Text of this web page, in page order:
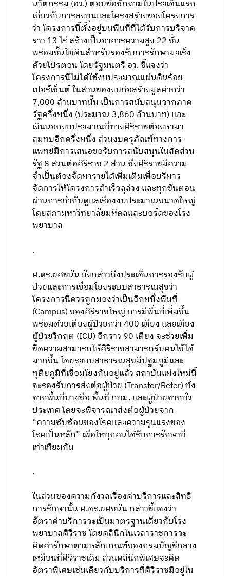
นวัตกรรม (อว.) ตอบข้อซักถามในประเด็นแรก
เกี่ยวกับการลงทุนและโครงสร้างของโครงการ
ว่า โครงการนี้ตั้งอยู่บนพื้นที่ที่ได้รับการบริจาค
ราว 13 ไร่ สร้างเป็นอาคารความสูง 22 ชั้น
พร้อมชั้นใต้ดินสำหรับรองรับการรักษามะเร็ง
ด้วยโปรตอน โดยรัฐมนตรี อว. ชี้แจงว่า
โครงการนี้ไม่ได้ใช้งบประมาณแผ่นดินร้อย
เปอร์เซ็นต์ ในส่วนของงบก่อสร้างมูลค่ากว่า
7,000 ล้านบาทนั้น เป็นการสนับสนุนจากภาค
รัฐครึ่งหนึ่ง (ประมาณ 3,860 ล้านบาท) และ
เงินนอกงบประมาณที่ทางศิริราชต้องหามา
สมทบอีกครึ่งหนึ่ง ส่วนงบครุภัณฑ์ทางการ
แพทย์มีการเสนอขอรับการสนับสนุนในสัดส่วน
รัฐ 8 ส่วนต่อศิริราช 2 ส่วน ซึ่งศิริราชมีความ
จำเป็นต้องจัดหารายได้เพิ่มเติมเพื่อบริหาร
จัดการให้โครงการสำเร็จลุล่วง และทุกขั้นตอน
ผ่านการกำกับดูแลเรื่องงบประมาณขนาดใหญ่
โดยสภามหาวิทยาลัยมหิดลและบอร์ดของโรง
พยาบาล
.
ศ.ดร.ยศชนัน ยังกล่าวถึงประเด็นการรองรับผู้
ป่วยและการเชื่อมโยงระบบสาธารณสุขว่า
โครงการนี้ควรถูกมองว่าเป็นอีกหนึ่งพื้นที่
(Campus) ของศิริราชใหญ่ การมีพื้นที่เพิ่มขึ้น
พร้อมด้วยเตียงผู้ป่วยกว่า 400 เตียง และเตียง
ผู้ป่วยวิกฤต (ICU) อีกราว 90 เตียง จะช่วยเพิ่ม
ขีดความสามารถให้ศิริราชสามารถรับคนไข้ได้
มากขึ้น โดยระบบสาธารณสุขมีปฐมภูมิและ
ทุติยภูมิที่เชื่อมโยงกันอยู่แล้ว สถาบันแห่งใหม่นี้
จะรองรับการส่งต่อผู้ป่วย (Transfer/Refer) ทั้ง
จากพื้นที่บางซื่อ พื้นที่ กทม. และผู้ป่วยจากทั่ว
ประเทศ โดยจะพิจารณาส่งต่อผู้ป่วยจาก
“ความซับซ้อนของโรคและความรุนแรงของ
โรคเป็นหลัก” เพื่อให้ทุกคนได้รับการรักษาที่
เท่าเทียมกัน
.
ในส่วนของความกังวลเรื่องค่าบริการและสิทธิ
การรักษานั้น ศ.ดร.ยศชนัน กล่าวชี้แจงว่า
อัตราค่าบริการจะเป็นมาตรฐานเดียวกับโรง
พยาบาลศิริราช โดยคลินิกในเวลาราชการจะ
คิดค่ารักษาตามหลักเกณฑ์ของกรมบัญชีกลาง
เหมือนที่ศิริราชเดิม ส่วนคลินิกพิเศษจะคิด
อัตราพิเศษเช่นเดียวกับบริการที่ศิริราชมีอยู่ใน